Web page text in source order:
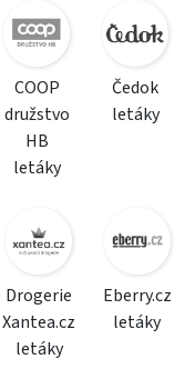
COOP
družstvo
HB
letáky
Čedok
letáky
Drogerie
Xantea.cz
letáky
Eberry.cz
letáky